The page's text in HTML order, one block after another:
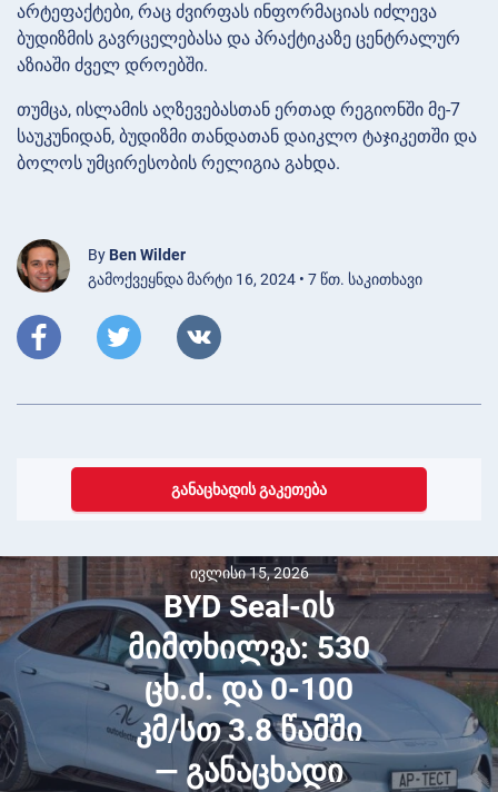
არტეფაქტები, რაც ძვირფას ინფორმაციას იძლევა
ბუდიზმის გავრცელებასა და პრაქტიკაზე ცენტრალურ
აზიაში ძველ დროებში.
თუმცა, ისლამის აღზევებასთან ერთად რეგიონში მე-7
საუკუნიდან, ბუდიზმი თანდათან დაიკლო ტაჯიკეთში და
ბოლოს უმცირესობის რელიგია გახდა.
By Ben Wilder
გამოქვეყნდა მარტი 16, 2024 • 7 წთ. საკითხავი
ᲒᲐᲜᲐᲪᲮᲐᲓᲘᲡ ᲒᲐᲙᲔᲗᲔᲑᲐ
ივლისი 15, 2026
BYD Seal-ის
მიმოხილვა: 530
ცხ.ძ. და 0-100
კმ/სთ 3.8 წამში
— განაცხადი